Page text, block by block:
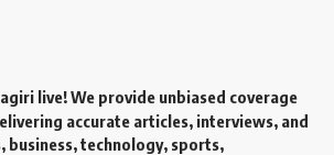
live! We provide unbiased coverage
accurate articles, interviews, and
business, technology, sports,